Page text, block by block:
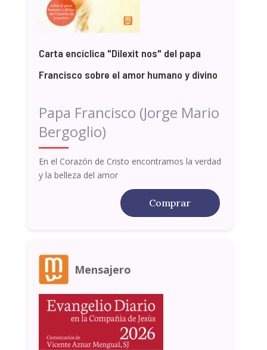
Carta encíclica "Dilexit nos" del papa
Francisco sobre el amor humano y divino
Papa Francisco (Jorge Mario
Bergoglio)
En el Corazón de Cristo encontramos la verdad
y la belleza del amor
Comprar
Mensajero